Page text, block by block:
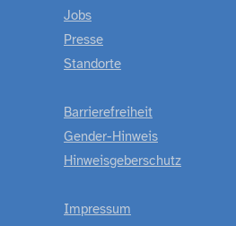
Jobs
Presse
Standorte
Barrierefreiheit
Gender-Hinweis
Hinweisgeberschutz
Impressum